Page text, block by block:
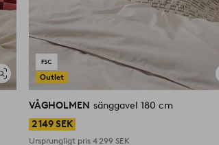
Visa
liknande
Outlet
VÅGHOLMEN sänggavel 180 cm
2 149 SEK
Ursprungligt pris4 299 SEK